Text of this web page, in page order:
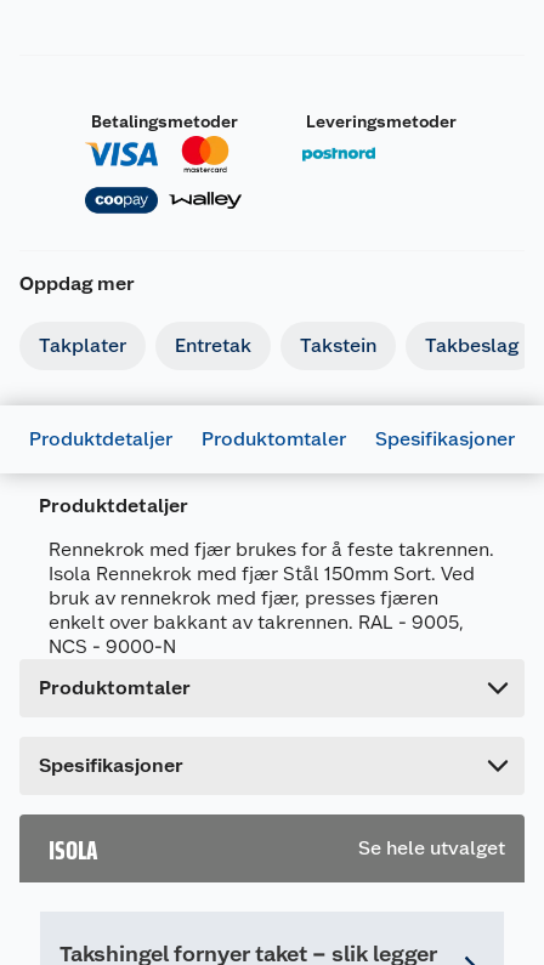
Betalingsmetoder Leveringsmetoder
Oppdag mer
Takplater Entretak Takstein Takbeslag
Produktdetaljer Produktomtaler Spesifikasjoner
Produktdetaljer
Rennekrok med fjær brukes for å feste takrennen.
Isola Rennekrok med fjær Stål 150mm Sort. Ved
bruk av rennekrok med fjær, presses fjæren
enkelt over bakkant av takrennen. RAL - 9005,
NCS - 9000-N
Produktomtaler
Dette produktet har ikke fått noen omtale ennå.
en omtale.
Spesifikasjoner
Artikkelnummer
Leverandørens artikkelnummer
Forpakningsmål
Bruttovekt
0.337 kg
ISOLA Se hele utvalget
Takshingel fornyer taket – slik legger